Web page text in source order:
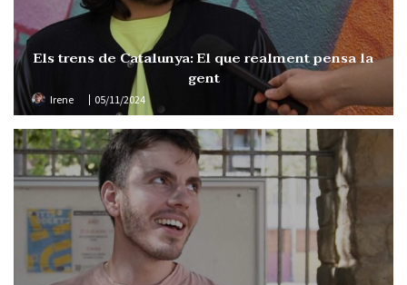
Els trens de Catalunya: El que realment pensa la
gent
Irene 05/11/2024